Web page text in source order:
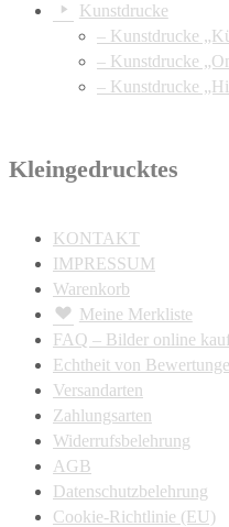
Kunstdrucke
– Kunstdrucke
– Kunstdrucke
– Kunstdrucke
Kleingedrucktes
KONTAKT
IMPRESSUM
Warenkorb
Meine Merkliste
FAQ – Bilder online
Echtheit von
Versandarten
Zahlungsarten
Widerrufsbelehrung
AGB
Datenschutzbelehrung
Cookie-Richtlinie (EU)